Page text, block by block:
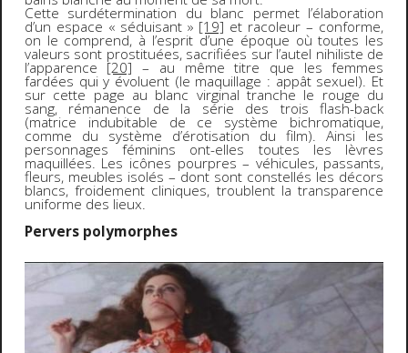
Cette surdétermination du blanc permet l’élaboration
d’un espace « séduisant » [19] et racoleur – conforme,
on le comprend, à l’esprit d’une époque où toutes les
valeurs sont prostituées, sacrifiées sur l’autel nihiliste de
l’apparence [20] – au même titre que les femmes
fardées qui y évoluent (le maquillage : appât sexuel). Et
sur cette page au blanc virginal tranche le rouge du
sang, rémanence de la série des trois flash-back
(matrice indubitable de ce système bichromatique,
comme du système d’érotisation du film). Ainsi les
personnages féminins ont-elles toutes les lèvres
maquillées. Les icônes pourpres – véhicules, passants,
fleurs, meubles isolés – dont sont constellés les décors
blancs, froidement cliniques, troublent la transparence
uniforme des lieux.
Pervers polymorphes